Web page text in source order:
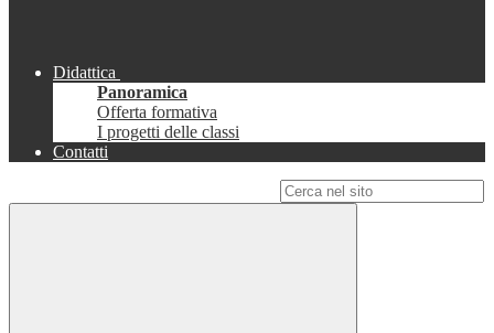
Didattica
Panoramica
Offerta formativa
I progetti delle classi
Contatti